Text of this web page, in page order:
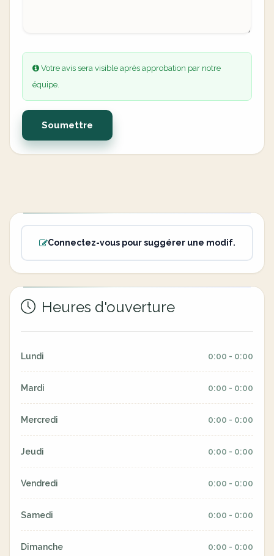
Votre avis sera visible après approbation par notre
équipe.
Soumettre
Connectez-vous pour suggérer une modif.
Heures d'ouverture
Lundi 0:00 - 0:00
Mardi 0:00 - 0:00
Mercredi 0:00 - 0:00
Jeudi 0:00 - 0:00
Vendredi 0:00 - 0:00
Samedi 0:00 - 0:00
Dimanche 0:00 - 0:00